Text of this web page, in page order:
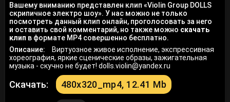
Вашему вниманию представлен клип «Violin Group DOLLS
скрипичное электро шоу». У нас можно не только
посмотреть данный клип онлайн, проголосовать за него
и оставить свой комментарий, но также можно скачать
клип в формате MP4 совершенно бесплатно.
Описание:
Виртуозное живое исполнение, экспрессивная
хореография, яркие сценические образы, зажигательная
музыка - скучно не будет! dolls.violin@yandex.ru
Скачать: 480x320_mp4, 12.41 Mb